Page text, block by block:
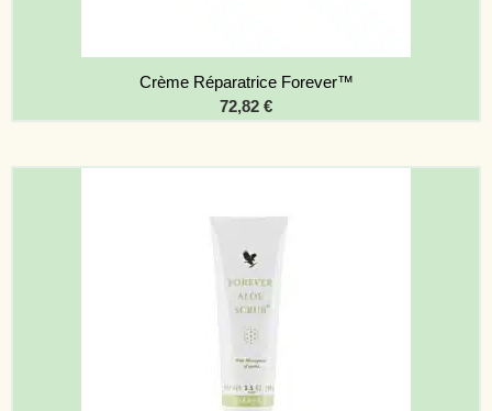
Crème Réparatrice Forever™
72,82 €